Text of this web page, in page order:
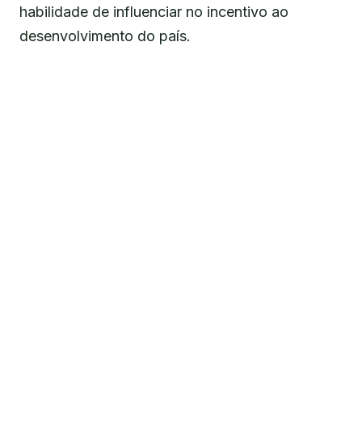
habilidade de influenciar no incentivo ao
desenvolvimento do país.